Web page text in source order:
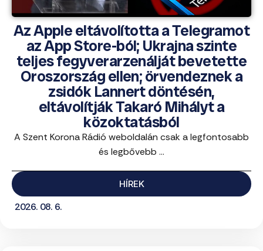
Az Apple eltávolította a Telegramot
az App Store-ból; Ukrajna szinte
teljes fegyverarzenálját bevetette
Oroszország ellen; örvendeznek a
zsidók Lannert döntésén,
eltávolítják Takaró Mihályt a
közoktatásból
A Szent Korona Rádió weboldalán csak a legfontosabb
és legbővebb ...
HÍREK
2026. 08. 6.